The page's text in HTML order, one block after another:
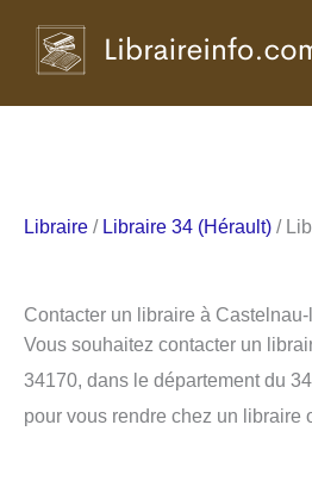
Libraire / Libraire 34 (Hérault) /
Contacter un libraire à
Vous souhaitez contacter un
34170, dans le département du
pour vous rendre chez un libraire